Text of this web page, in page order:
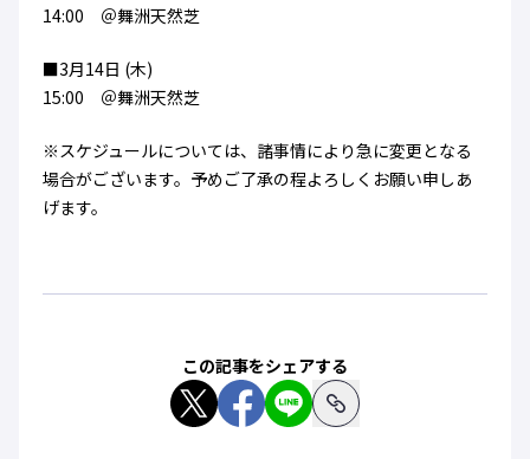
14:00 ＠舞洲天然芝
■3月14日 (木)
15:00 ＠舞洲天然芝
※スケジュールについては、諸事情により急に変更となる
場合がございます。予めご了承の程よろしくお願い申しあ
げます。
この記事をシェアする